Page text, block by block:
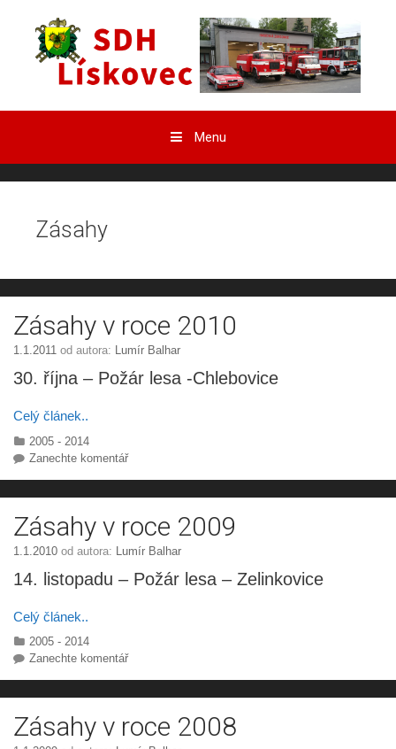
Menu
Zásahy
Zásahy v roce 2010
1.1.2011 od autora: Lumír Balhar
30. října – Požár lesa -Chlebovice
Celý článek..
Rubriky
2005 - 2014
Zanechte komentář
Zásahy v roce 2009
1.1.2010 od autora: Lumír Balhar
14. listopadu – Požár lesa – Zelinkovice
Celý článek..
Rubriky
2005 - 2014
Zanechte komentář
Zásahy v roce 2008